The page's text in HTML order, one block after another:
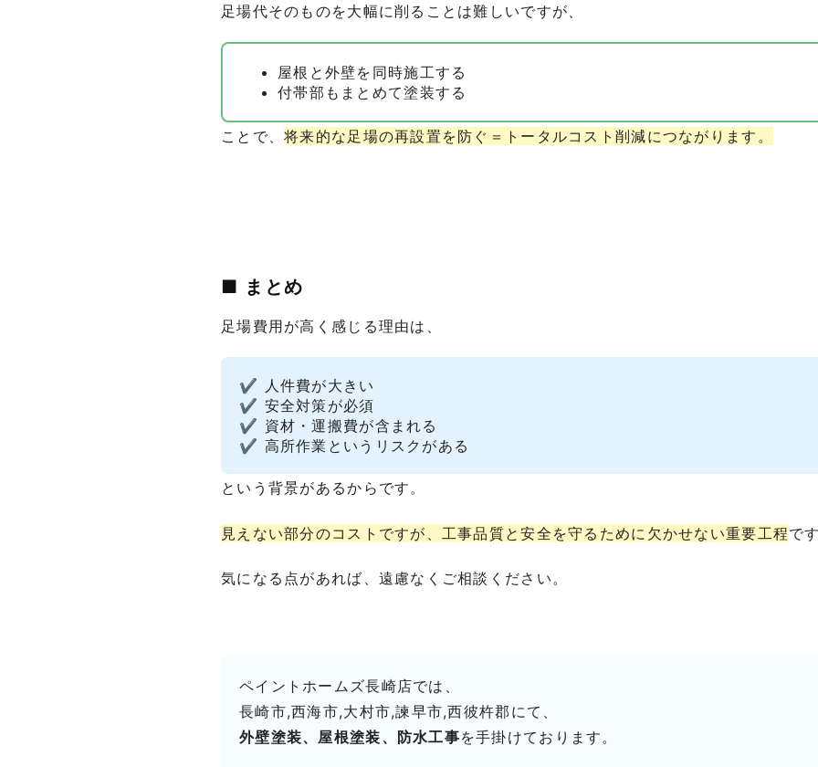
足場代そのものを大幅に削ることは難しいですが、
屋根と外壁を同時施工する
付帯部もまとめて塗装する
ことで、将来的な足場の再設置を防ぐ＝トータルコスト削減につながります。
■ まとめ
足場費用が高く感じる理由は、
✔ 人件費が大きい
✔ 安全対策が必須
✔ 資材・運搬費が含まれる
✔ 高所作業というリスクがある
という背景があるからです。
見えない部分のコストですが、工事品質と安全を守るために欠かせない重要工程で
気になる点があれば、遠慮なくご相談ください。
ペイントホームズ長崎店では、
長崎市,西海市,大村市,諫早市,西彼杵郡にて、
外壁塗装、屋根塗装、防水工事を手掛けております。